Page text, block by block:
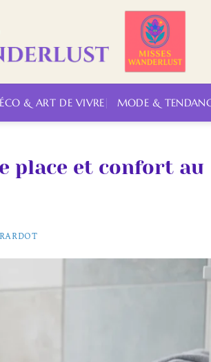
& ART DE VIVRE MODE &
place et confort au